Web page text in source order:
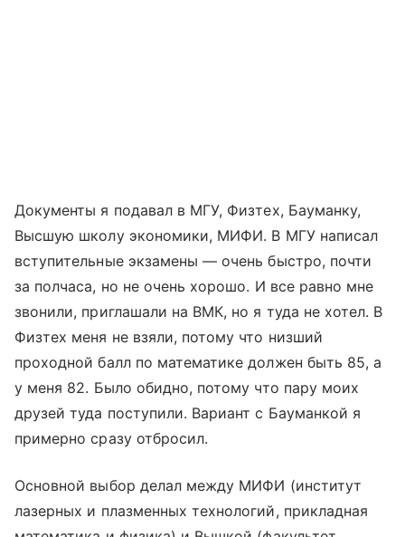
Документы я подавал в МГУ, Физтех, Бауманку,
Высшую школу экономики, МИФИ. В МГУ написал
вступительные экзамены — очень быстро, почти
за полчаса, но не очень хорошо. И все равно мне
звонили, приглашали на ВМК, но я туда не хотел. В
Физтех меня не взяли, потому что низший
проходной балл по математике должен быть 85, а
у меня 82. Было обидно, потому что пару моих
друзей туда поступили. Вариант с Бауманкой я
примерно сразу отбросил.
Основной выбор делал между МИФИ (институт
лазерных и плазменных технологий, прикладная